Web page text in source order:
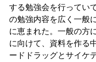
する勉強会を行ってい
の勉強内容を広く一般
に恵まれた。一般の方
に向けて、資料を作る
ードドラッグとサイケ